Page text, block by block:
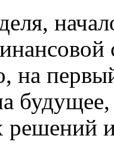
на
решений